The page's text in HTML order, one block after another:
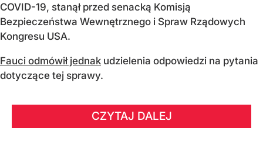
COVID-19, stanął przed senacką Komisją
Bezpieczeństwa Wewnętrznego i Spraw Rządowych
Kongresu USA.
Fauci odmówił jednak udzielenia odpowiedzi na pytania
dotyczące tej sprawy.
CZYTAJ DALEJ